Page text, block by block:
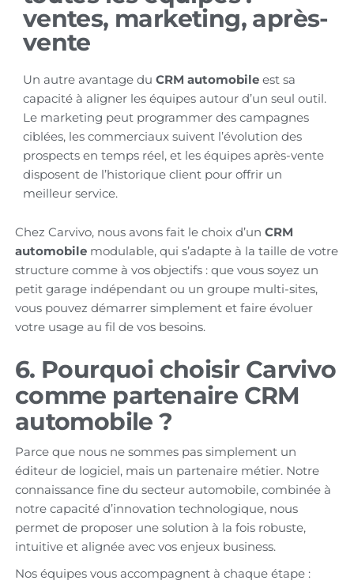
ventes, marketing, après-
vente
Un autre avantage du CRM automobileest sa
capacité à aligner les équipes autour d’un seul outil.
Le marketing peut programmer des campagnes
ciblées, les commerciaux suivent l’évolution des
prospects en temps réel, et les équipes après-vente
disposent de l’historique client pour offrir un
meilleur service.
Chez Carvivo, nous avons fait le choix d’un CRM
automobilemodulable, qui s’adapte à la taille de votre
structure comme à vos objectifs : que vous soyez un
petit garage indépendant ou un groupe multi-sites,
vous pouvez démarrer simplement et faire évoluer
votre usage au fil de vos besoins.
6. Pourquoi choisir Carvivo
comme partenaire CRM
automobile ?
Parce que nous ne sommes pas simplement un
éditeur de logiciel, mais un partenaire métier. Notre
connaissance fine du secteur automobile, combinée à
notre capacité d’innovation technologique, nous
permet de proposer une solution à la fois robuste,
intuitive et alignée avec vos enjeux business.
Nos équipes vous accompagnent à chaque étape :